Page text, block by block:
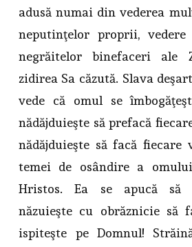
adusă numai din vederea
neputinţelor proprii,
negrăitelor binefaceri ale
zidirea Sa căzută. Slava
vede că omul se
nădăjduieşte să prefacă
nădăjduieşte să facă
temei de osândire a
Hristos. Ea se apucă să
năzuieşte cu obrăznicie să
ispiteşte pe Domnul!